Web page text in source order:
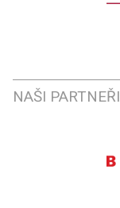
NAŠI PARTNEŘI